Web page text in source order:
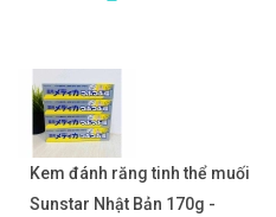
Kem đánh răng tinh thể muối
Sunstar Nhật Bản 170g -